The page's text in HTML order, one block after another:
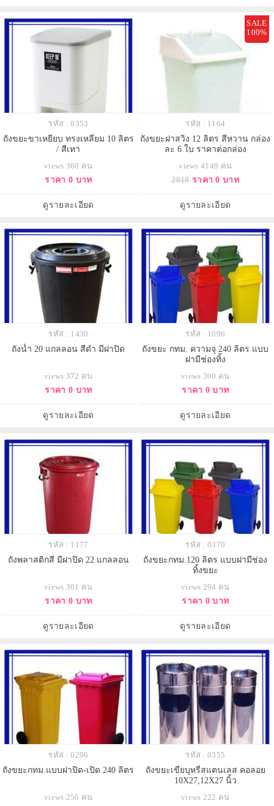
รหัส : 0353
ถังขยะขาเหยียบ ทรงเหลี่ยม 10 ลิตร
/ สีเทา
views 360 คน
ราคา 0 บาท
ดูรายละเอียด
SALE
100%
รหัส : 1164
ถังขยะฝาสวิง 12 ลิตร สีหวาน กล่อง
ละ 6 ใบ ราคาต่อกล่อง
views 4149 คน
2010 ราคา 0 บาท
ดูรายละเอียด
รหัส : 1430
ถังน้ำ 20 แกลลอน สีดำ มีฝาปิด
views 372 คน
ราคา 0 บาท
ดูรายละเอียด
รหัส : 1096
ถังขยะ กทม. ความจุ 240 ลิตร แบบ
ฝามีช่องทิ้ง
views 300 คน
ราคา 0 บาท
ดูรายละเอียด
รหัส : 1177
ถังพลาสติกสี มีฝาปิด 22 แกลลอน
views 301 คน
ราคา 0 บาท
ดูรายละเอียด
รหัส : 0370
ถังขยะกทม.120 ลิตร แบบฝามีช่อง
ทิ้งขยะ
views 294 คน
ราคา 0 บาท
ดูรายละเอียด
รหัส : 0296
ถังขยะกทม.แบบฝาปิด-เปิด 240 ลิตร
views 256 คน
รหัส : 0355
ถังขยะเขี่ยบุหรี่สแตนเลส คอลอย
10X27,12X27 นิ้ว
views 222 คน